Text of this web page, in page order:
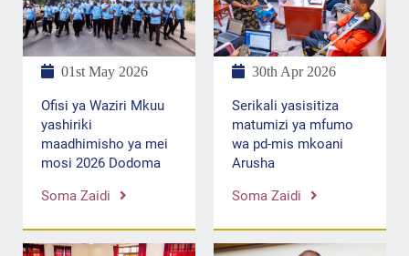
01st May 2026
Ofisi ya Waziri Mkuu
yashiriki
maadhimisho ya mei
mosi 2026 Dodoma
Soma Zaidi
30th Apr 2026
Serikali yasisitiza
matumizi ya mfumo
wa pd-mis mkoani
Arusha
Soma Zaidi